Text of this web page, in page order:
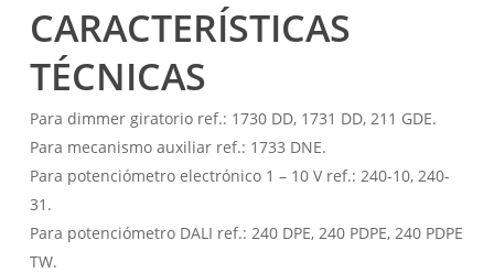
CARACTERÍSTICAS
TÉCNICAS
Para dimmer giratorio ref.: 1730 DD, 1731 DD, 211 GDE.
Para mecanismo auxiliar ref.: 1733 DNE.
Para potenciómetro electrónico 1 – 10 V ref.: 240-10, 240-
31.
Para potenciómetro DALI ref.: 240 DPE, 240 PDPE, 240 PDPE
TW.